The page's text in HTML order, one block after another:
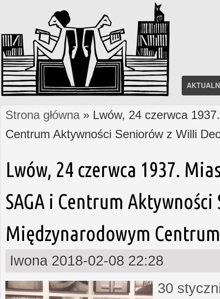
Jesteś tutaj
Strona główna» Lwów, 24 czerwca
Centrum Aktywności Seniorów z Willi
Lwów, 24 czerwca 1937.
SAGA i Centrum
Międzynarodowym
Iwona 2018-02-08 22:28
30